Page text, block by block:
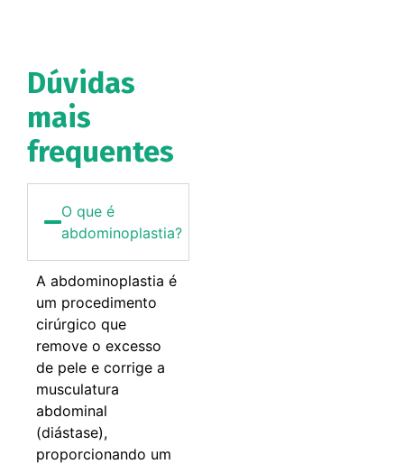
Dúvidas
mais
frequentes
O que é
abdominoplastia?
A abdominoplastia é
um procedimento
cirúrgico que
remove o excesso
de pele e corrige a
musculatura
abdominal
(diástase),
proporcionando um